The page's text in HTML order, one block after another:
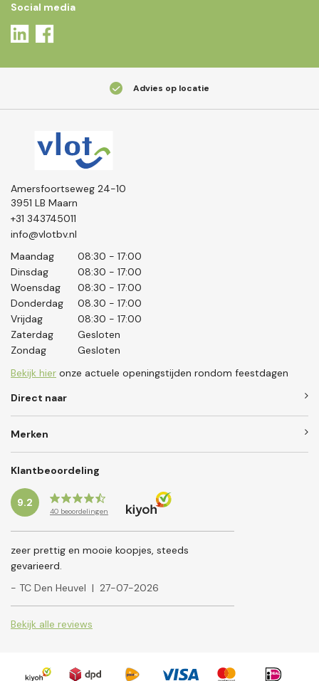
Social media
Advies op locatie
Amersfoortseweg 24-10
3951 LB Maarn
+31 343745011
info@vlotbv.nl
Maandag
08:30 - 17:00
Dinsdag
08:30 - 17:00
Woensdag
08:30 - 17:00
Donderdag
08.30 - 17:00
Vrijdag
08:30 - 17:00
Zaterdag
Gesloten
Zondag
Gesloten
Bekijk hier onze actuele openingstijden rondom feestdagen
Direct naar
Merken
Klantbeoordeling
9.2
40 beoordelingen
zeer prettig en mooie koopjes, steeds
gevarieerd.
- TC Den Heuvel | 27-07-2026
Bekijk alle reviews